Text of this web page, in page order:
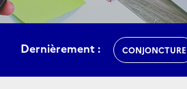
Dernièrement : CONJONCTURE